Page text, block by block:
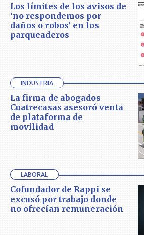
Los límites de los avisos de
‘no respondemos por
daños o robos’ en los
parqueaderos
INDUSTRIA
La firma de abogados
Cuatrecasas asesoró venta
de plataforma de
movilidad
LABORAL
Cofundador de Rappi se
excusó por trabajo donde
no ofrecían remuneración